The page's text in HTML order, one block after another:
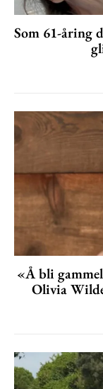
Som 61-åring
«Å bli
Olivia